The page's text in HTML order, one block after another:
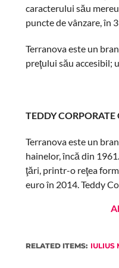
caracterului său
puncte de vânzare, în
Terranova este un
preţului său accesibil;
TEDDY CORPORATE
Terranova este un
hainelor, încă din
ţări, printr-o reţea
euro în 2014. Teddy
RELATED ITEMS: IULIUS